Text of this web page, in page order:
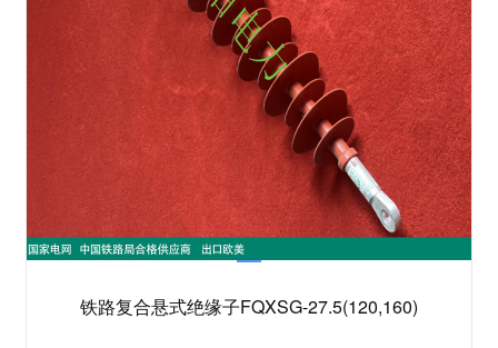
铁路复合悬式绝缘子FQXSG-27.5(120,160)